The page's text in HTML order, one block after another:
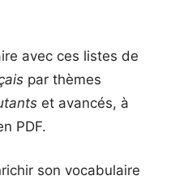
avec ces listes de
par thèmes
et avancés, à
PDF.
son vocabulaire